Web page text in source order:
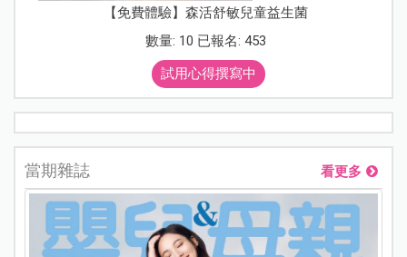
【免費體驗】森活舒敏兒童益生菌
數量: 10 已報名: 453
試用心得撰寫中
當期雜誌 看更多